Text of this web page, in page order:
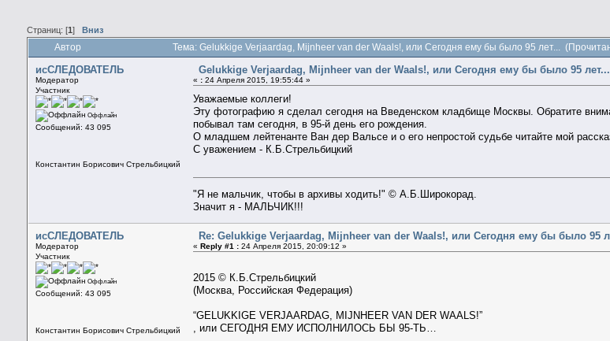
Страниц: [1 ] Вниз
Автор Тема: Gelukkige Verjaardag, Mijnheer van der Waals!, или Сегодня ему бы было 95 лет...
исСЛЕДОВАТЕЛЬ
Модератор
Участник
Оффлайн
Сообщений: 43 095
Константин Борисович Стрельбицкий
Gelukkige Verjaardag, Mijnheer van der Waals!, или Сегодня ему бы было 95 лет...
« : 24 Апреля 2015, 19:55:44 »
Уважаемые коллеги!
Эту фотографию я сделал сегодня на Введенском кладбище Москвы. Обратите
побывал там сегодня, в 95-й день его рождения.
О младшем лейтенанте Ван дер Вальсе и о его непростой судьбе читайте мой
С уважением - К.Б.Стрельбицкий
"Я не мальчик, чтобы в архивы ходить!" © А.Б.Широкорад.
Значит я - МАЛЬЧИК!!!
исСЛЕДОВАТЕЛЬ
Модератор
Участник
Оффлайн
Сообщений: 43 095
Константин Борисович Стрельбицкий
Re: Gelukkige Verjaardag, Mijnheer van der Waals!, или Сегодня ему бы было 95
«Reply #1 : 24 Апреля 2015, 20:09:12 »
2015 © К.Б.Стрельбицкий
(Москва, Российская Федерация)
“GELUKKIGE VERJAARDAG, MIJNHEER VAN DER WAALS!”
, или СЕГОДНЯ ЕМУ ИСПОЛНИЛОСЬ БЫ 95-ТЬ…